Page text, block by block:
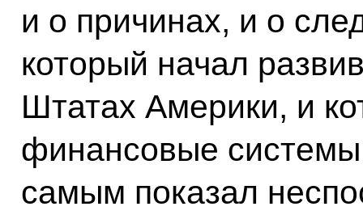
и о причинах, и о
который начал
Штатах Америки, и
финансовые
самым показал